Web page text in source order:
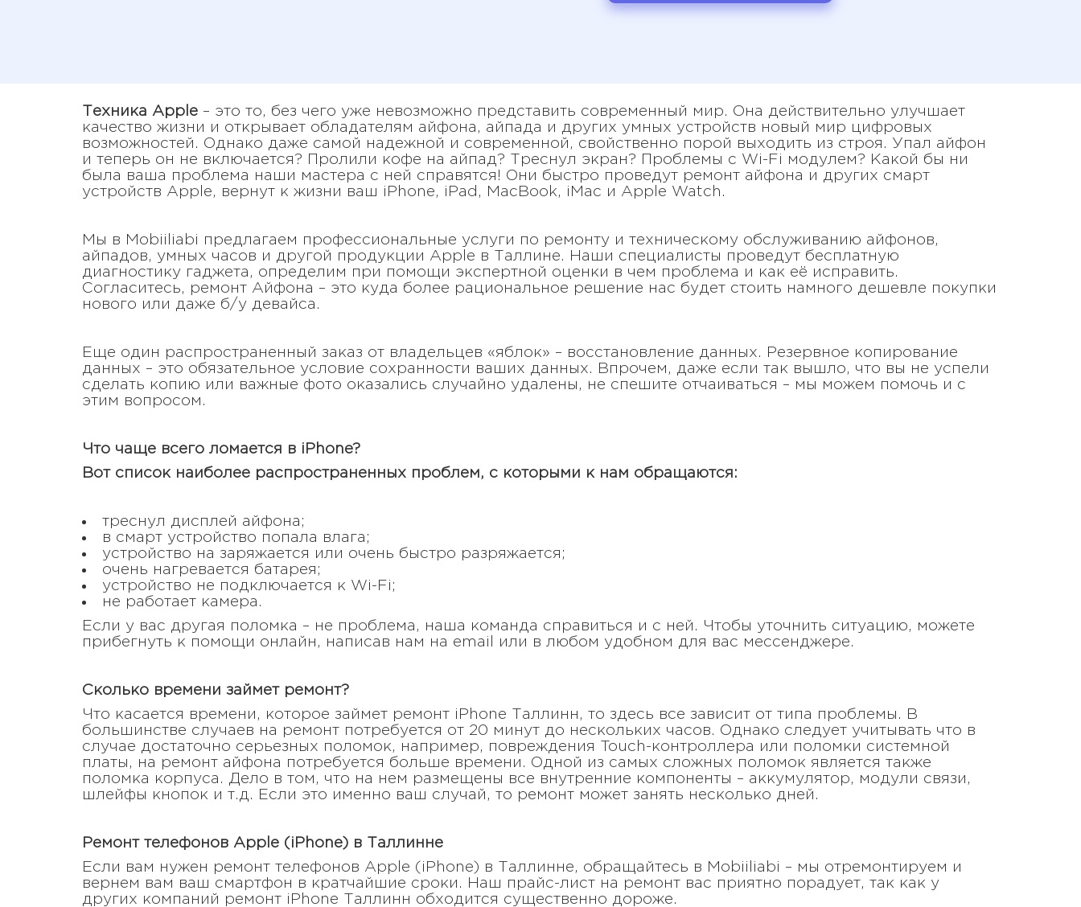
Техника Apple – это то, без чего уже невозможно представить современный мир. Она действительно улучшает
качество жизни и открывает обладателям айфона, айпада и других умных устройств новый мир цифровых
возможностей. Однако даже самой надежной и современной, свойственно порой выходить из строя. Упал айфон
и теперь он не включается? Пролили кофе на айпад? Треснул экран? Проблемы с Wi-Fi модулем? Какой бы ни
была ваша проблема наши мастера с ней справятся! Они быстро проведут ремонт айфона и других смарт
устройств Apple, вернут к жизни ваш iPhone, iPad, MacBook, iMac и Apple Watch.
Мы в Mobiiliabi предлагаем профессиональные услуги по ремонту и техническому обслуживанию айфонов,
айпадов, умных часов и другой продукции Apple в Таллине. Наши специалисты проведут бесплатную
диагностику гаджета, определим при помощи экспертной оценки в чем проблема и как её исправить.
Согласитесь, ремонт Айфона – это куда более рациональное решение нас будет стоить намного дешевле покупки
нового или даже б/у девайса.
Еще один распространенный заказ от владельцев «яблок» – восстановление данных. Резервное копирование
данных – это обязательное условие сохранности ваших данных. Впрочем, даже если так вышло, что вы не успели
сделать копию или важные фото оказались случайно удалены, не спешите отчаиваться – мы можем помочь и с
этим вопросом.
Что чаще всего ломается в iPhone?
Вот список наиболее распространенных проблем, с которыми к нам обращаются:
треснул дисплей айфона;
в смарт устройство попала влага;
устройство на заряжается или очень быстро разряжается;
очень нагревается батарея;
устройство не подключается к Wi-Fi;
не работает камера.
Если у вас другая поломка – не проблема, наша команда справиться и с ней. Чтобы уточнить ситуацию, можете
прибегнуть к помощи онлайн, написав нам на email или в любом удобном для вас мессенджере.
Сколько времени займет ремонт?
Что касается времени, которое займет ремонт iPhone Таллинн, то здесь все зависит от типа проблемы. В
большинстве случаев на ремонт потребуется от 20 минут до нескольких часов. Однако следует учитывать что в
случае достаточно серьезных поломок, например, повреждения Touch-контроллера или поломки системной
платы, на ремонт айфона потребуется больше времени. Одной из самых сложных поломок является также
поломка корпуса. Дело в том, что на нем размещены все внутренние компоненты – аккумулятор, модули связи,
шлейфы кнопок и т.д. Если это именно ваш случай, то ремонт может занять несколько дней.
Ремонт телефонов Apple (iPhone) в Таллинне
Если вам нужен ремонт телефонов Apple (iPhone) в Таллинне, обращайтесь в Mobiiliabi – мы отремонтируем и
вернем вам ваш смартфон в кратчайшие сроки. Наш прайс-лист на ремонт вас приятно порадует, так как у
других компаний ремонт iPhone Таллинн обходится существенно дороже.